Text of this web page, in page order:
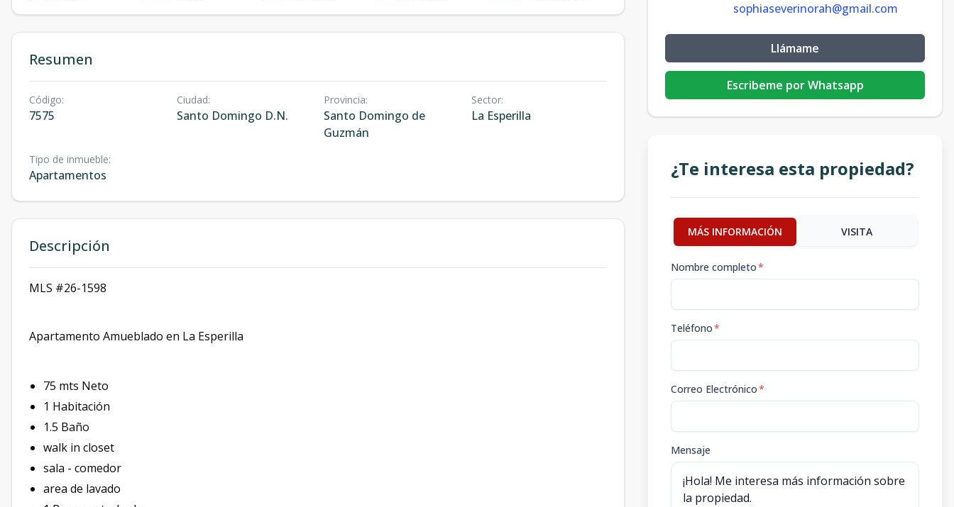
Resumen
Código:
7575
Ciudad:
Santo Domingo D.N.
Provincia:
Santo Domingo de
Guzmán
Sector:
La Esperilla
Tipo de inmueble:
Apartamentos
Descripción
MLS #26-1598
Apartamento Amueblado en La Esperilla
75 mts Neto
1 Habitación
1.5 Baño
walk in closet
sala - comedor
area de lavado
sophiaseverinorah@gmail.com
Llámame
Escribeme por Whatsapp
¿Te interesa esta propiedad?
MÁS INFORMACIÓN VISITA
Nombre completo*
Teléfono*
Correo Electrónico*
Mensaje